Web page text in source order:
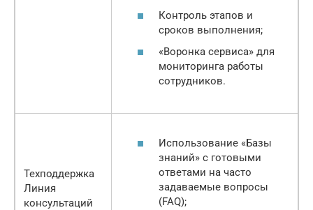
Контроль этапов и
сроков выполнения;
«Воронка сервиса» для
мониторинга работы
сотрудников.
Техподдержка
Линия
консультаций
Использование «Базы
знаний» с готовыми
ответами на часто
задаваемые вопросы
(FAQ);